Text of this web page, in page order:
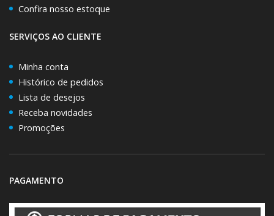
Confira nosso estoque
SERVIÇOS AO CLIENTE
Minha conta
Histórico de pedidos
Lista de desejos
Receba novidades
Promoções
PAGAMENTO